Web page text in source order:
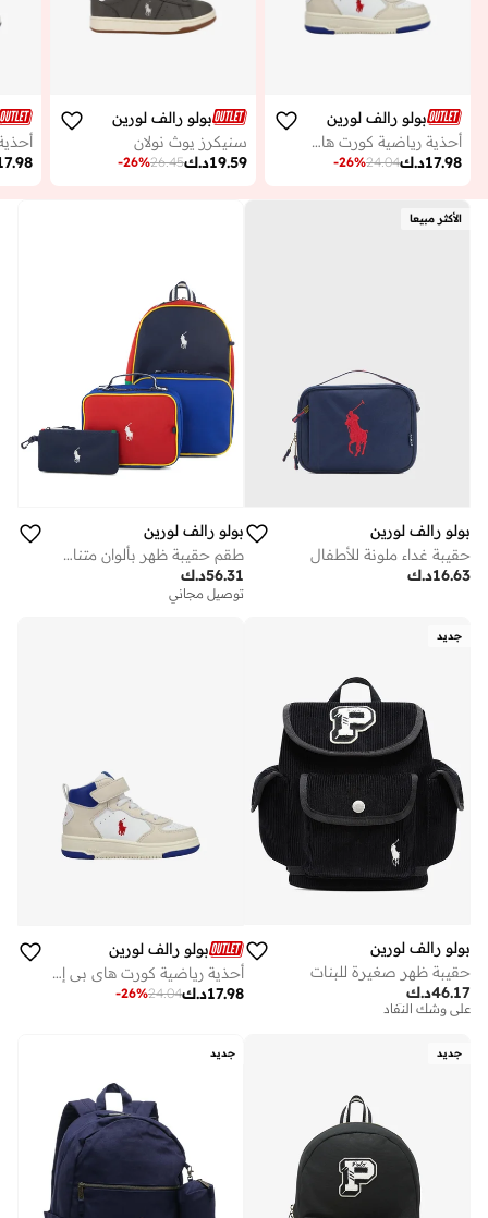
بولو رالف لورين
أحذية رياضية كورت هاي بي إس للأطفال
د.ك17.98
24.04
-26%
بولو رالف لورين
سنيكرز يوث نولان
د.ك19.59
26.45
-26%
الأكثر مبيعا
بولو رالف لورين
حقيبة غداء ملونة للأطفال
د.ك16.63
بولو رالف لورين
طقم حقيبة ظهر بألوان متناسقة
د.ك56.31
توصيل مجاني
جديد
بولو رالف لورين
حقيبة ظهر صغيرة للبنات
د.ك46.17
توصيل مجاني
على وشك النفاد
بولو رالف لورين
أحذية رياضية كورت هاي بي إس للأطفال
د.ك17.98
24.04
-26%
جديد جديد